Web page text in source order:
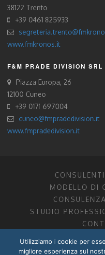
38122 Trento
+39 0461 825933
www.fmkronos.it
F&M PRADE DIVISION SRL
Piazza Europa, 26
12100 Cuneo
+39 0171 697004
cuneo@fmpradedivision.it
www.fmpradedivision.it
MODELLO DI
STUDIO
FM CONSULENTI
Utilizziamo i cookie per
migliore esperienza sul